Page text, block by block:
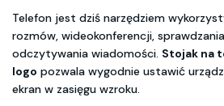
Telefon jest dziś narzędziem
rozmów, wideokonferencji,
odczytywania wiadomości. Stojak na
logo pozwala wygodnie ustawić
ekran w zasięgu wzroku.